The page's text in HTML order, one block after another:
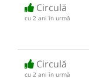
Circulă
cu 2 ani în urmă
Circulă
cu 2 ani în urmă